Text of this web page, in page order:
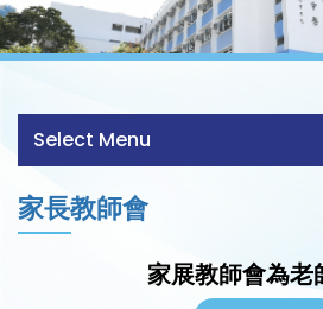
Select Menu
家長教師會
家展教師會為老